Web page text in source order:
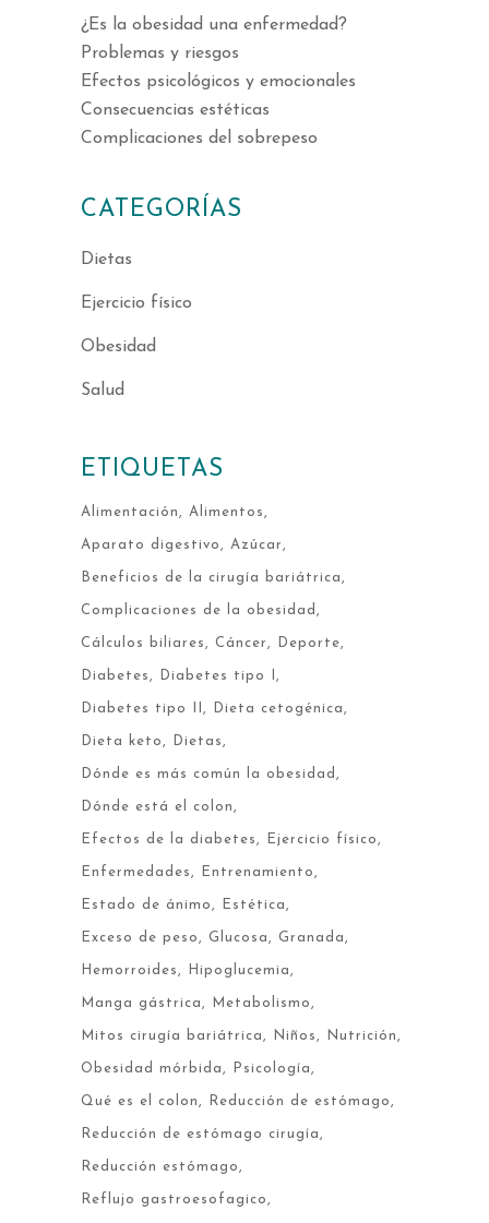
¿Es la obesidad una enfermedad?
Problemas y riesgos
Efectos psicológicos y emocionales
Consecuencias estéticas
Complicaciones del sobrepeso
CATEGORÍAS
Dietas
Ejercicio físico
Obesidad
Salud
ETIQUETAS
Alimentación Alimentos
Aparato digestivo Azúcar
Beneficios de la cirugía bariátrica
Complicaciones de la obesidad
Cálculos biliares Cáncer Deporte
Diabetes Diabetes tipo I
Diabetes tipo II Dieta cetogénica
Dieta keto Dietas
Dónde es más común la obesidad
Dónde está el colon
Efectos de la diabetes Ejercicio físico
Enfermedades Entrenamiento
Estado de ánimo Estética
Exceso de peso Glucosa Granada
Hemorroides Hipoglucemia
Manga gástrica Metabolismo
Mitos cirugía bariátrica Niños Nutrición
Obesidad mórbida Psicología
Qué es el colon Reducción de estómago
Reducción de estómago cirugía
Reducción estómago
Reflujo gastroesofagico